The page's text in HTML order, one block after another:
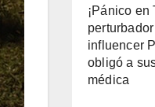
¡Pánico en
influencer
obligó a
médica